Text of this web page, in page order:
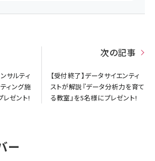
サルティ
ィング施
レゼント!
次の記事
【受付終了】データサイエンティ
ストが解説『データ分析力を育て
る教室』を5名様にプレゼント!
ー